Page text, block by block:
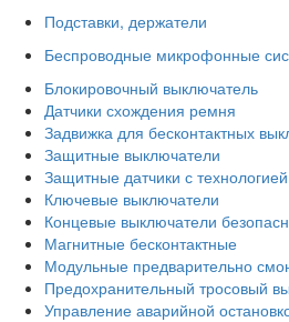
Подставки, держатели
Беспроводные микрофонные
Блокировочный выключатель
Датчики схождения ремня
Задвижка для бесконтактных
Защитные выключатели
Защитные датчики с
Ключевые выключатели
Концевые выключатели
Магнитные бесконтактные
Модульные предварительно
Предохранительный тросовый
Управление аварийной